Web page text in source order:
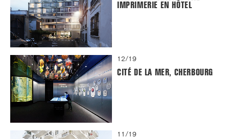
IMPRIMERIE EN HÔTEL
12/19
CITÉ DE LA MER, CHERBOURG
11/19